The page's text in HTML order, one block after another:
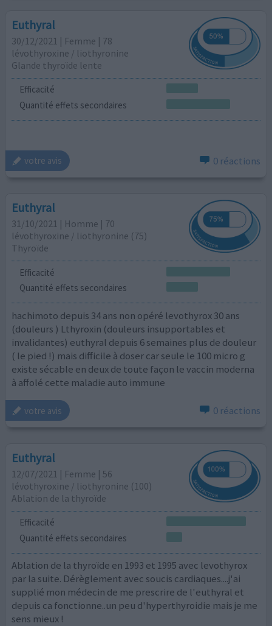
Euthyral
30/12/2021 | Femme | 78
lévothyroxine / liothyronine
Glande thyroïde lente
Efficacité
Quantité effets secondaires
votre avis 0 réactions
Euthyral
31/10/2021 | Homme | 70
lévothyroxine / liothyronine (75)
Thyroïde
Efficacité
Quantité effets secondaires
hachimoto depuis 34 ans non opéré levothyrox 30 ans
(douleurs ) Lthyroxin (douleurs insupportables et
invalidantes) euthyral depuis 6 semaines plus de douleur
( le pied !) mais difficile à doser car seule le 100 micro g
existe sécable en deux de toute façon le vaccin moderna
à affolé cette maladie auto immune
votre avis 0 réactions
Euthyral
12/07/2021 | Femme | 56
lévothyroxine / liothyronine (100)
Ablation de la thyroïde
Efficacité
Quantité effets secondaires
Ablation de la thyroïde en 1993 et 1995 avec levothyrox
par la suite. Dérèglement avec soucis cardiaques....j'ai
supplié mon médecin de me prescrire de l'euthyral et
depuis ca fonctionne..un peu d'hyperthyroidie mais je me
sens mieux !